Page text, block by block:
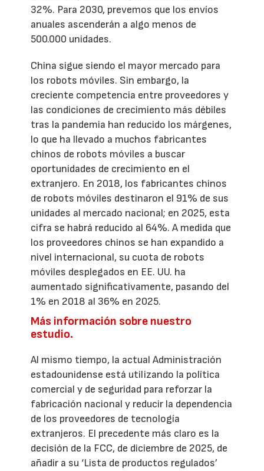
32%. Para 2030, prevemos que los envíos
anuales ascenderán a algo menos de
500.000 unidades.
China sigue siendo el mayor mercado para
los robots móviles. Sin embargo, la
creciente competencia entre proveedores y
las condiciones de crecimiento más débiles
tras la pandemia han reducido los márgenes,
lo que ha llevado a muchos fabricantes
chinos de robots móviles a buscar
oportunidades de crecimiento en el
extranjero. En 2018, los fabricantes chinos
de robots móviles destinaron el 91% de sus
unidades al mercado nacional; en 2025, esta
cifra se habrá reducido al 64%. A medida que
los proveedores chinos se han expandido a
nivel internacional, su cuota de robots
móviles desplegados en EE. UU. ha
aumentado significativamente, pasando del
1% en 2018 al 36% en 2025.
Más información sobre nuestro
estudio.
Al mismo tiempo, la actual Administración
estadounidense está utilizando la política
comercial y de seguridad para reforzar la
fabricación nacional y reducir la dependencia
de los proveedores de tecnología
extranjeros. El precedente más claro es la
decisión de la FCC, de diciembre de 2025, de
añadir a su ‘Lista de productos regulados’